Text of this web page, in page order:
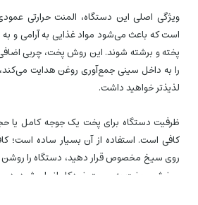
ویژگی اصلی این دستگاه، المنت حرارتی
است که باعث می‌شود مواد غذایی به آرامی و
پخته و برشته شوند. این روش پخت، چربی
را به داخل سینی جمع‌آوری روغن هدایت
لذیذتر خواهید داشت.
ظرفیت دستگاه برای پخت یک جوجه کامل یا
کافی است. استفاده از آن بسیار ساده است؛
روی سیخ مخصوص قرار دهید، دستگاه را روشن
چرخش و پخت به صورت خودکار انجام شود.